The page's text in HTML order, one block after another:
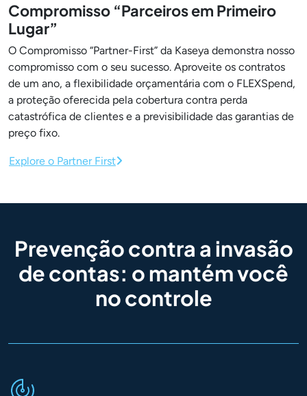
Compromisso “Parceiros em Primeiro
Lugar”
O Compromisso “Partner-First” da Kaseya demonstra nosso
compromisso com o seu sucesso. Aproveite os contratos
de um ano, a flexibilidade orçamentária com o FLEXSpend,
a proteção oferecida pela cobertura contra perda
catastrófica de clientes e a previsibilidade das garantias de
preço fixo.
Explore o Partner First
Prevenção contra a invasão
de contas: omantém você
no controle